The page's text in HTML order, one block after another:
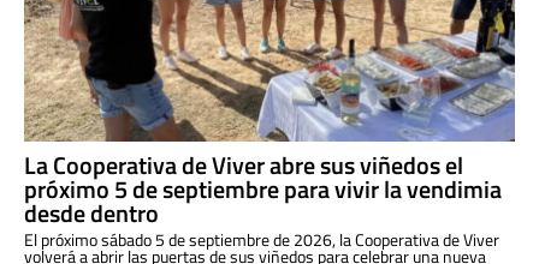
La Cooperativa de Viver abre sus viñedos el
próximo 5 de septiembre para vivir la vendimia
desde dentro
El próximo sábado 5 de septiembre de 2026, la Cooperativa de Viver
volverá a abrir las puertas de sus viñedos para celebrar una nueva